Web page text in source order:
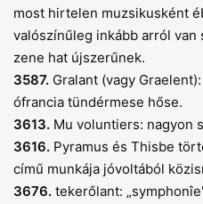
most hirtelen muzsikusként
valószínűleg inkább arról van
zene hat újszerűnek.
3587. Gralant (vagy
ófrancia tündérmese hőse.
3613. Mu voluntiers: nagyon
3616. Pyramus és Thisbe
című munkája jóvoltából
3676. tekerőlant: